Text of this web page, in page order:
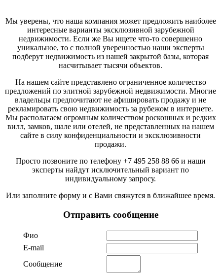
Мы уверены, что наша компания может предложить наиболее
интересные варианты эксклюзивной зарубежной
недвижимости. Если же Вы ищете что-то совершенно
уникальное, то с полной уверенностью наши эксперты
подберут недвижимость из нашей закрытой базы, которая
насчитывает тысячи объектов.
На нашем сайте представлено ограниченное количество
предложений по элитной зарубежной недвижимости. Многие
владельцы предпочитают не афишировать продажу и не
рекламировать свою недвижимость за рубежом в интернете.
Мы располагаем огромным количеством роскошных и редких
вилл, замков, шале или отелей, не представленных на нашем
сайте в силу конфиденциальности и эксклюзивности
продажи.
Просто позвоните по телефону +7 495 258 88 66 и наши
эксперты найдут исключительный вариант по
индивидуальному запросу.
Или заполните форму и с Вами свяжутся в ближайшее время.
Отправить сообщение
Фио
Е-mail
Сообщение